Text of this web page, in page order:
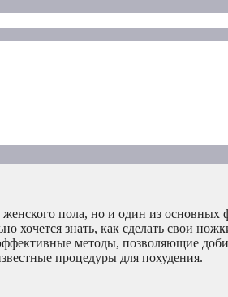
пола, но и один из
знать, как сделать свои
методы, позволяющие
процедуры для похудения.